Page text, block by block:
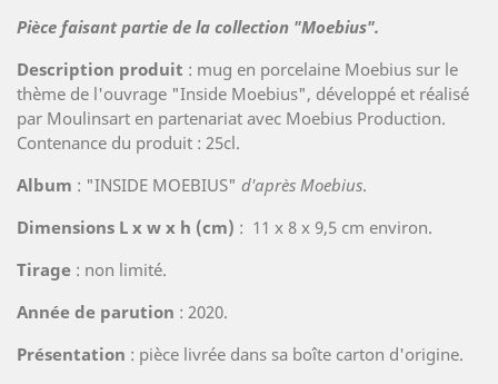
Pièce faisant partie de la collection "Moebius".
Description produit : mug en porcelaine Moebius sur le
thème de l'ouvrage "Inside Moebius", développé et réalisé
par Moulinsart en partenariat avec Moebius Production.
Contenance du produit : 25cl.
Album : "INSIDE MOEBIUS" d'après Moebius.
Dimensions L x w x h (cm) : 11 x 8 x 9,5 cm environ.
Tirage : non limité.
Année de parution : 2020.
Présentation : pièce livrée dans sa boîte carton d'origine.